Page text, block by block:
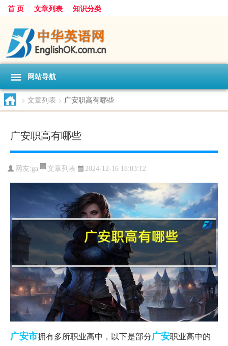
首 页 文章列表 知识分类
网站导航
> 文章列表 > 广安职高有哪些
广安职高有哪些
网友:ga 文章列表 2024-12-16 18:03:12
广安市拥有多所职业高中，以下是部分广安职业高中的